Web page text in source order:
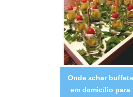
Onde achar buffets
em domicílio para